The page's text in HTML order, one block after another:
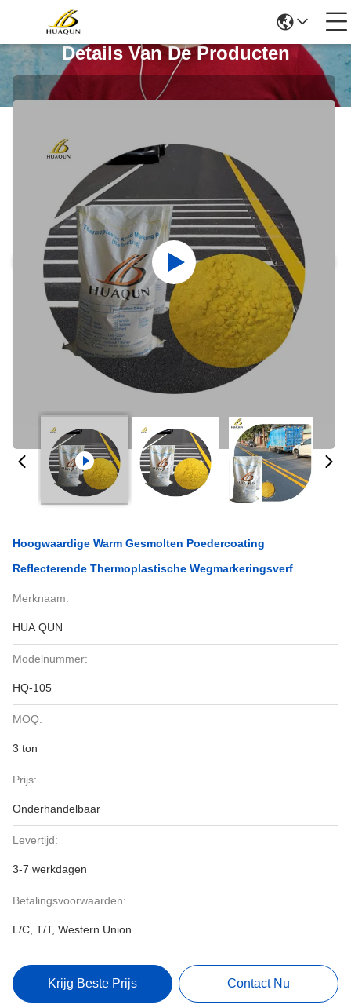
Details Van De Producten
Hoogwaardige Warm Gesmolten Poedercoating
Reflecterende Thermoplastische Wegmarkeringsverf
Merknaam:
HUA QUN
Modelnummer:
HQ-105
MOQ:
3 ton
Prijs:
Onderhandelbaar
Levertijd:
3-7 werkdagen
Betalingsvoorwaarden:
L/C, T/T, Western Union
Krijg Beste Prijs Contact Nu